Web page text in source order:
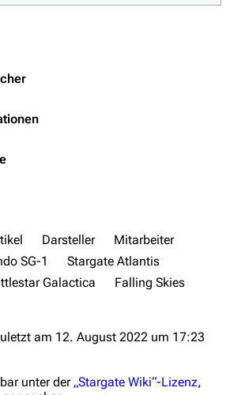
Übersicht
Darsteller
Mitarbeiter
SG-1
Stargate Atlantis
Galactica
Falling Skies
am 12. August 2022 um 17:23
unter der „Stargate Wiki“-Lizenz,